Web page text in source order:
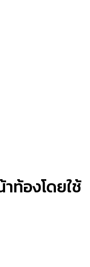
ท้องโดยใช้